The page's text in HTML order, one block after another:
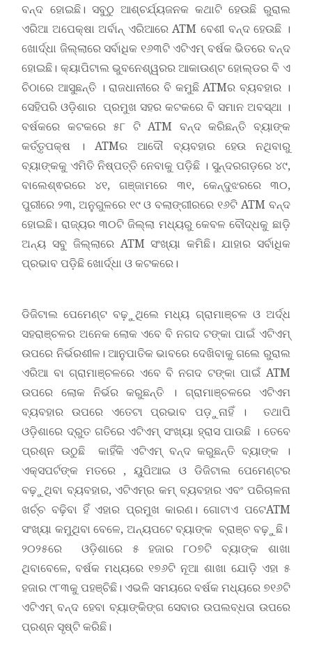
ବନ୍ଦ ହୋଇଛି। ସବୁଠୁ ଆଶ୍ଚର୍ଯ୍ୟଜନକ କଥାଟି ହେଉଛି ରୁରାଲ
ଏରିଆ ଅପେକ୍ଷା ଅର୍ବାନ୍ ଏରିଆରେ ATM ବେଶୀ ବନ୍ଦ ହେଉଛି ।
ଖୋର୍ଦ୍ଧା ଜିଲ୍ଲାରେ ସର୍ବାଧିକ ୧୬୩ଟି ଏଟିଏମ୍ ବର୍ଷକ ଭିତରେ ବନ୍ଦ
ହୋଇଛି। କ୍ୟାପିଟାଲ ଭୁବନେଶ୍ୱରର ଆକାଉଣ୍ଟ ହୋଲ୍ଡର ବି ଏ
ଚିଠାରେ ଆସୁଛନ୍ତି । ରାଜଧାନୀରେ ବି କମୁଛି ATMର ବ୍ୟବହାର ।
ସେହିପରି ଓଡ଼ିଶାର ପ୍ରମୁଖ ସହର କଟକରେ ବି ସମାନ ଅବସ୍ଥା ।
ବର୍ଷକରେ କଟକରେ ୫୮ ଟି ATM ବନ୍ଦ କରିଛନ୍ତି ବ୍ୟାଙ୍କ
କର୍ତ୍ତୃପକ୍ଷ । ATMର ଆଦୌ ବ୍ୟବହାର ହେଉ ନଥିବାରୁ
ବ୍ୟାଙ୍କକୁ ଏମିତି ନିଷ୍ପତ୍ତି ନେବାକୁ ପଡ଼ିଛି । ସୁନ୍ଦରଗଡ଼ରେ ୪୯,
ବାଲେଶ୍ଵରରେ ୪୧, ଗଞ୍ଜାମରେ ୩୧, କେନ୍ଦୁଝରରେ ୩୦,
ପୁରୀରେ ୨୩, ଅନୁଗୁଳରେ ୧୯ ଓ ବଲାଙ୍ଗୀରରେ ୧୬ଟି ATM ବନ୍ଦ
ହୋଇଛି। ରାଜ୍ୟର ୩୦ଟି ଜିଲ୍ଲା ମଧ୍ୟରୁ କେବଳ ବୌଦ୍ଧକୁ ଛାଡ଼ି
ଅନ୍ୟ ସବୁ ଜିଲ୍ଲାରେ ATM ସଂଖ୍ୟା କମିଛି। ଯାହାର ସର୍ବାଧିକ
ପ୍ରଭାବ ପଡ଼ିଛି ଖୋର୍ଦ୍ଧା ଓ କଟକରେ।
ଡିଜିଟାଲ ପେମେଣ୍ଟ ବଢ଼ୁଥିଲେ ମଧ୍ୟ ଗ୍ରାମାଞ୍ଚଳ ଓ ଅର୍ଦ୍ଧ
ସହରାଞ୍ଚଳର ଅନେକ ଲୋକ ଏବେ ବି ନଗଦ ଟଙ୍କା ପାଇଁ ଏଟିଏମ୍
ଉପରେ ନିର୍ଭରଶୀଳ। ଆନୁପାତିକ ଭାବରେ ଦେଖିବାକୁ ଗଲେ ରୁରାଲ
ଏରିଆ ବା ଗ୍ରାମାଞ୍ଚଳରେ ଏବେ ବି ନଗଦ ଟଙ୍କା ପାଇଁ ATM
ଉପରେ ଲୋକ ନିର୍ଭର କରୁଛନ୍ତି । ଗ୍ରାମାଞ୍ଚଳରେ ଏଟିଏମ
ବ୍ୟବହାର ଉପରେ ଏତେଟା ପ୍ରଭାବ ପଡ଼ୁନାହିଁ । ତଥାପି
ଓଡ଼ିଶାରେ ଦ୍ରୁତ ଗତିରେ ଏଟିଏମ୍ ସଂଖ୍ୟା ହ୍ରାସ ପାଉଛି । ତେବେ
ପ୍ରଶ୍ନ ଉଠୁଛି କାହିଁକି ଏଟିଏମ୍ ବନ୍ଦ କରୁଛନ୍ତି ବ୍ୟାଙ୍କ ।
ଏକ୍ସପର୍ଟଙ୍କ ମତରେ , ୟୁପିଆଇ ଓ ଡିଜିଟାଲ ପେମେଣ୍ଟର
ବଢ଼ୁଥିବା ବ୍ୟବହାର, ଏଟିଏମ୍‌ର କମ୍ ବ୍ୟବହାର ଏବଂ ପରିଚାଳନା
ଖର୍ଚ୍ଚ ବଢ଼ିବା ହିଁ ଏହାର ପ୍ରମୁଖ କାରଣ। ଗୋଟାଏ ପଟେATM
ସଂଖ୍ୟା କମୁଥିବା ବେଳେ, ଅନ୍ୟପଟେ ବ୍ୟାଙ୍କ ବ୍ରାଞ୍ଚ ବଢ଼ୁଛି।
୨୦୨୫ରେ ଓଡ଼ିଶାରେ ୫ ହଜାର ୮୦୭ଟି ବ୍ୟାଙ୍କ ଶାଖା
ଥିବାବେଳେ, ବର୍ଷକ ମଧ୍ୟରେ ୧୭୬ଟି ନୂଆ ଶାଖା ଯୋଡ଼ି ଏହା ୫
ହଜାର ୯୮୩କୁ ପହଞ୍ଚିଛି। ଏଭଳି ସମୟରେ ବର୍ଷକ ମଧ୍ୟରେ ୭୧୬ଟି
ଏଟିଏମ୍ ବନ୍ଦ ହେବା ବ୍ୟାଙ୍କିଙ୍ଗ ସେବାର ଉପଲବ୍ଧତା ଉପରେ
ପ୍ରଶ୍ନ ସୃଷ୍ଟି କରିଛି।